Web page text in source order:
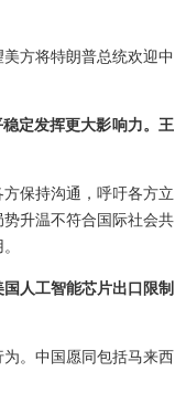
方将特朗普总统欢迎中
定发挥更大影响力。王
保持沟通，呼吁各方立
升温不符合国际社会共
人工智能芯片出口限制
。中国愿同包括马来西